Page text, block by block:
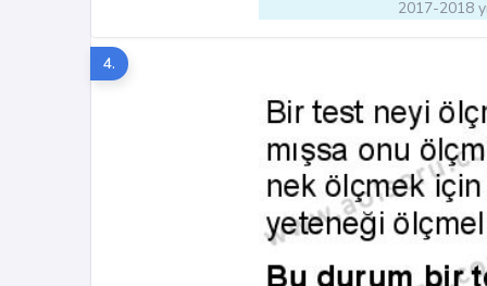
2017-2018
4.